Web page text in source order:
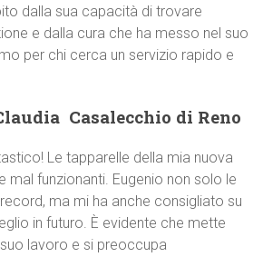
dalla sua capacità di trovare
e dalla cura che ha messo nel suo
per chi cerca un servizio rapido e
 Casalecchio di Reno
Le tapparelle della mia nuova
mal funzionanti. Eugenio non solo le
ma mi ha anche consigliato su
in futuro. È evidente che mette
lavoro e si preoccupa